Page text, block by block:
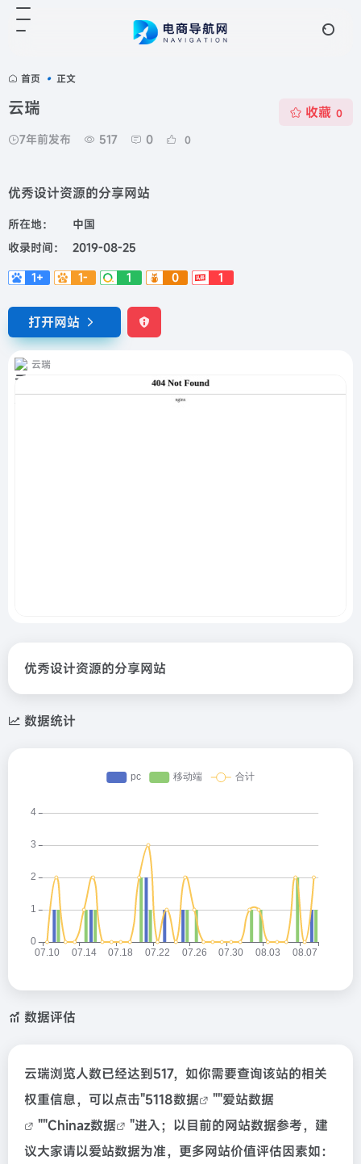
首页 • 正文
云瑞
7年前发布 517 0 0
收藏 0
优秀设计资源的分享网站
所在地：
中国
收录时间：
2019-08-25
1+
1- 1 0 1
打开网站
云瑞
优秀设计资源的分享网站
数据统计
数据评估
云瑞浏览人数已经达到517，如你需要查询该站的相关
权重信息，可以点击"5118数据 ""爱站数据
""Chinaz数据
"进入；以目前的网站数据参考，建
议大家请以爱站数据为准，更多网站价值评估因素如：